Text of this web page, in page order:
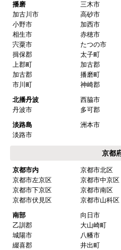
播磨
三木市
加古川市
高砂市
小野市
加西市
相生市
赤穂市
宍粟市
たつの市
揖保郡
太子町
上郡町
加古郡
加古郡
播磨町
市川町
神崎郡
北播丹波
西脇市
丹波市
多可郡
淡路島
洲本市
淡路市
京都
京都市内 京都市北区
京都市左京区
京都市中京区
京都市下京区
京都市南区
京都市伏見区
京都市山科区
南部
向日市
乙訓郡
大山崎町
城陽市
八幡市
綴喜郡
井出町